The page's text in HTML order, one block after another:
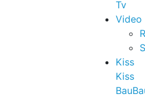
Tv
Video
Kiss
Kiss